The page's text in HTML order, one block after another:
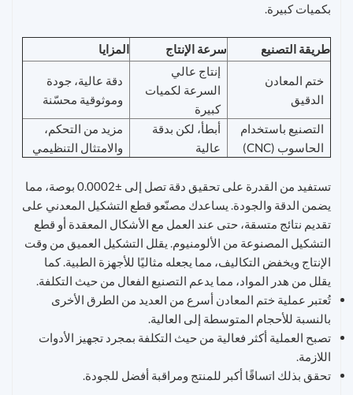
بكميات كبيرة.
طريقة التصنيع سرعة الإنتاج المزايا
ختم المعادن
الدقيق
إنتاج عالي
السرعة لكميات
كبيرة
دقة عالية، جودة
وموثوقية محسّنة
التصنيع باستخدام
الحاسوب (CNC)
أبطأ، لكن بدقة
عالية
مزيد من التحكم،
والامتثال التنظيمي
تستفيد من القدرة على تحقيق دقة تصل إلى ±0.0002 بوصة، مما
يضمن الدقة والجودة. يساعدك مصنّعو قطع التشكيل المعدني على
تقديم نتائج متسقة، حتى عند العمل مع الأشكال المعقدة أو قطع
التشكيل المصنوعة من الألومنيوم. يقلل التشكيل العميق من وقت
الإنتاج ويخفض التكاليف، مما يجعله مثاليًا للأجهزة الطبية. كما
يقلل من هدر المواد، مما يدعم التصنيع الفعال من حيث التكلفة.
تُعتبر عملية ختم المعادن أسرع من العديد من الطرق الأخرى
بالنسبة للأحجام المتوسطة إلى العالية.
تصبح العملية أكثر فعالية من حيث التكلفة بمجرد تجهيز الأدوات
اللازمة.
تحقق بذلك اتساقًا أكبر للمنتج ومراقبة أفضل للجودة.